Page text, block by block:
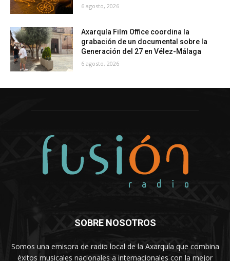
6 agosto, 2026
Axarquía Film Office coordina la
grabación de un documental sobre la
Generación del 27 en Vélez-Málaga
6 agosto, 2026
SOBRE NOSOTROS
Somos una emisora de radio local de la Axarquía que combina
éxitos musicales nacionales a internacionales con la mejor